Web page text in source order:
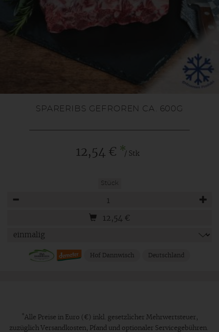
SPARERIBS GEFROREN CA. 600G
12,54 € */ Stk
Stück
12,54 €
Hof Dannwisch Deutschland
* Alle Preise in Euro (€) inkl. gesetzlicher Mehrwertsteuer,
zuzüglich Versandkosten, Pfand und optionaler Servicegebühren.